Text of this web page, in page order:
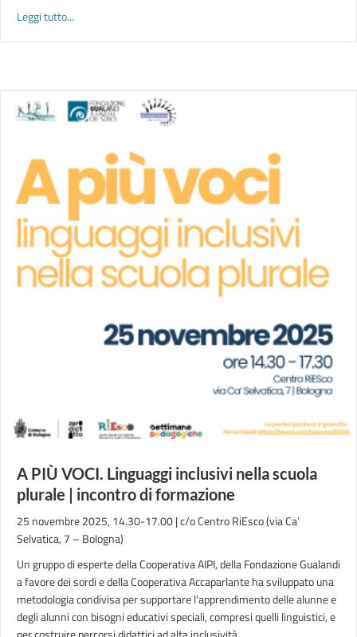
Leggi tutto...
A PIÙ VOCI. Linguaggi inclusivi nella scuola
plurale | incontro di formazione
25 novembre 2025, 14.30-17.00 | c/o Centro RiEsco (via Ca’
Selvatica, 7 – Bologna)
Un gruppo di esperte della Cooperativa AIPI, della Fondazione Gualandi
a favore dei sordi e della Cooperativa Accaparlante ha sviluppato una
metodologia condivisa per supportare l’apprendimento delle alunne e
degli alunni con bisogni educativi speciali, compresi quelli linguistici, e